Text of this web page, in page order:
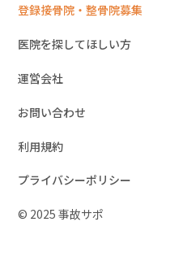
登録接骨院・整骨院募集
医院を探してほしい方
運営会社
お問い合わせ
利用規約
プライバシーポリシー
© 2025 事故サポ